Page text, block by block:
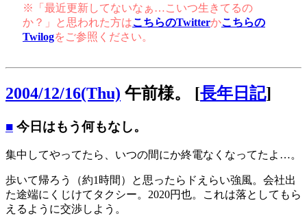
※「最近更新してないなぁ…こいつ生きてるの
か？」と思われた方はこちらのTwitterかこちらの
Twilogをご参照ください。
2004/12/16(Thu) 午前様。 [長年日記]
■ 今日はもう何もなし。
集中してやってたら、いつの間にか終電なくなってたよ…。
歩いて帰ろう（約1時間）と思ったらドえらい強風。会社出
た途端にくじけてタクシー。2020円也。これは落としてもら
えるように交渉しよう。